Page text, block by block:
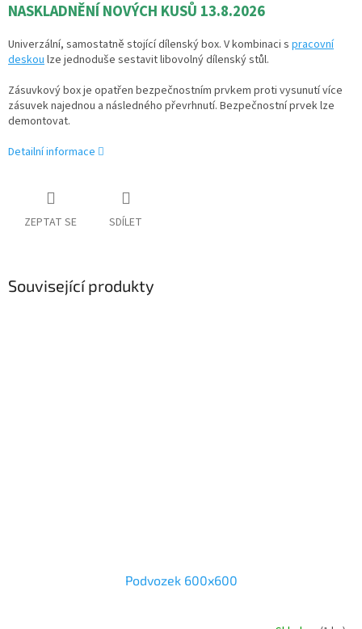
NASKLADNĚNÍ NOVÝCH KUSŮ 13.8.2026
Univerzální, samostatně stojící dílenský box. V kombinaci s pracovní
deskoulze jednoduše sestavit libovolný dílenský stůl.
Zásuvkový box je opatřen bezpečnostním prvkem proti vysunutí více
zásuvek najednou a následného převrhnutí. Bezpečnostní prvek lze
demontovat.
Detailní informace
ZEPTAT SE SDÍLET
Související produkty
Podvozek 600x600